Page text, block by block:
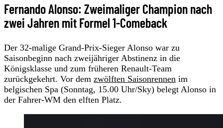
Fernando Alonso: Zweimaliger Champion nach
zwei Jahren mit Formel 1-Comeback
Der 32-malige Grand-Prix-Sieger Alonso war zu
Saisonbeginn nach zweijähriger Abstinenz in die
Königsklasse und zum früheren Renault-Team
zurückgekehrt. Vor dem zwölften Saisonrennen im
belgischen Spa (Sonntag, 15.00 Uhr/Sky) belegt Alonso in
der Fahrer-WM den elften Platz.